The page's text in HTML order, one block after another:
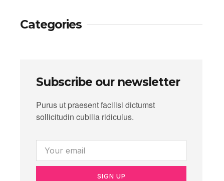
Categories
Subscribe our newsletter
Purus ut praesent facilisi dictumst
sollicitudin cubilia ridiculus.
SIGN UP